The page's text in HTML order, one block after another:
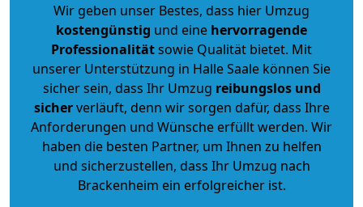
Wir geben unser Bestes, dass hier Umzug
kostengünstig und eine hervorragende
Professionalitätsowie Qualität bietet. Mit
unserer Unterstützung in Halle Saale können Sie
sicher sein, dass Ihr Umzug reibungslos und
sicherverläuft, denn wir sorgen dafür, dass Ihre
Anforderungen und Wünsche erfüllt werden. Wir
haben die besten Partner, um Ihnen zu helfen
und sicherzustellen, dass Ihr Umzug nach
Brackenheim ein erfolgreicher ist.